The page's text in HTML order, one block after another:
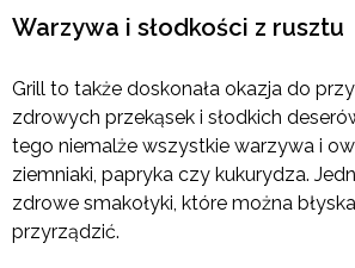
Warzywa i słodkości z rusztu
Grill to także doskonała okazja do
zdrowych przekąsek i słodkich
tego niemalże wszystkie warzywa i
ziemniaki, papryka czy kukurydza.
zdrowe smakołyki, które można
przyrządzić.